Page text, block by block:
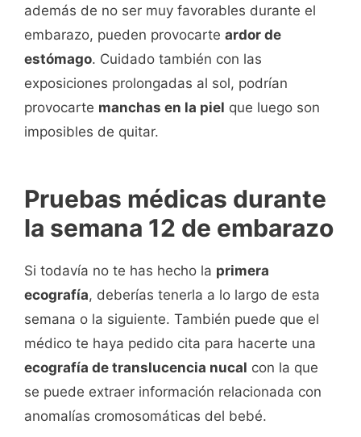
además de no ser muy favorables durante el
embarazo, pueden provocarte ardor de
estómago. Cuidado también con las
exposiciones prolongadas al sol, podrían
provocarte manchas en la piel que luego son
imposibles de quitar.
Pruebas médicas durante
la semana 12 de embarazo
Si todavía no te has hecho la primera
ecografía, deberías tenerla a lo largo de esta
semana o la siguiente. También puede que el
médico te haya pedido cita para hacerte una
ecografía de translucencia nucal con la que
se puede extraer información relacionada con
anomalías cromosomáticas del bebé.